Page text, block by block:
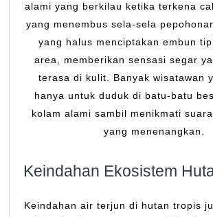
alami yang berkilau ketika terkena
yang menembus sela-sela
yang halus menciptakan embun
area, memberikan sensasi segar
terasa di kulit. Banyak wisatawan
hanya untuk duduk di batu-batu
kolam alami sambil menikmati
yang menenangkan.
Keindahan Ekosistem
Keindahan air terjun di hutan tropis